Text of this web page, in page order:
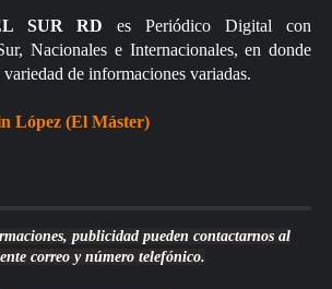
SUR RD es Periódico Digital con
Nacionales e Internacionales, en donde
de informaciones variadas.
López (El Máster)
publicidad pueden contactarnos al
correo y número telefónico.